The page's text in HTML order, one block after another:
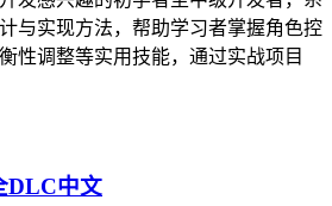
与实现方法，帮助学习者掌握角色控
性调整等实用技能，通过实战项目
DLC中文